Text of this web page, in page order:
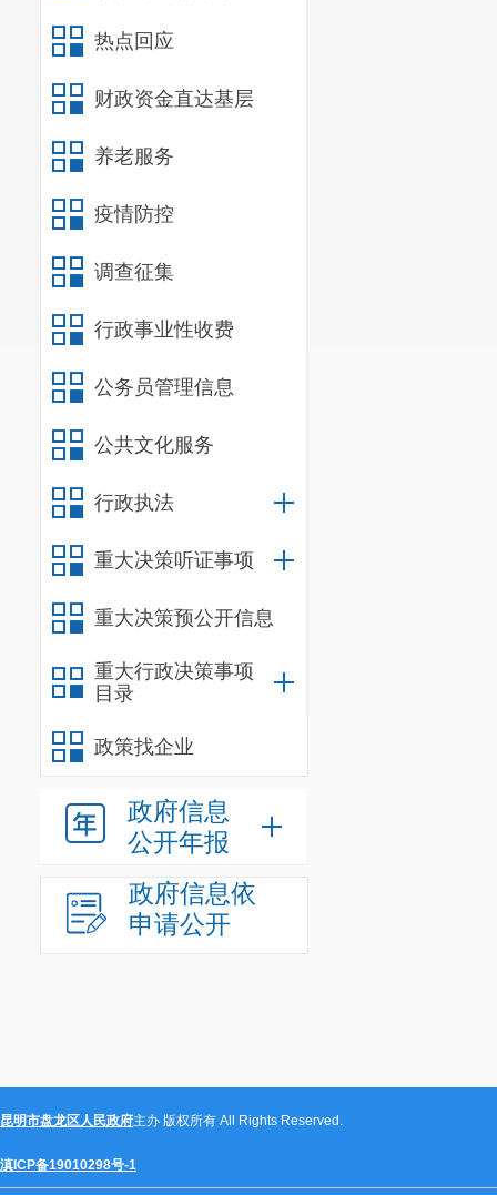
热点回应
财政资金直达基层
养老服务
疫情防控
调查征集
行政事业性收费
公务员管理信息
公共文化服务
行政执法
重大决策听证事项
重大决策预公开信息
重大行政决策事项
目录
政策找企业
政府信息
公开年报
政府信息依
申请公开
昆明市盘龙区人民政府主办 版权所有 All Rights Reserved.
滇ICP备19010298号-1